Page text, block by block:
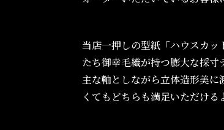
当店一押しの型紙「ハウスカ
たち御幸毛織が持つ膨大な採
主な軸としながら立体造形美
くてもどちらも満足いただける